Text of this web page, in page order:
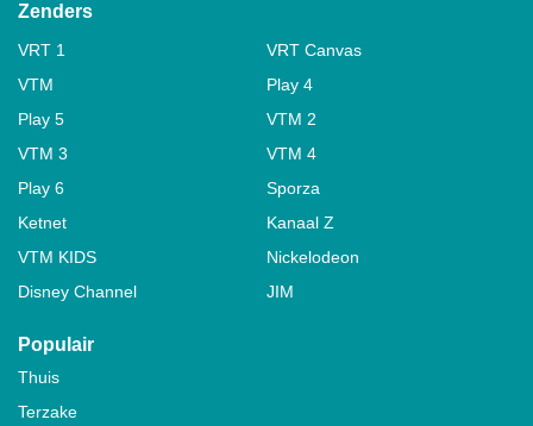
Zenders
VRT 1
VRT Canvas
VTM
Play 4
Play 5
VTM 2
VTM 3
VTM 4
Play 6
Sporza
Ketnet
Kanaal Z
VTM KIDS
Nickelodeon
Disney Channel
JIM
Populair
Thuis
Terzake